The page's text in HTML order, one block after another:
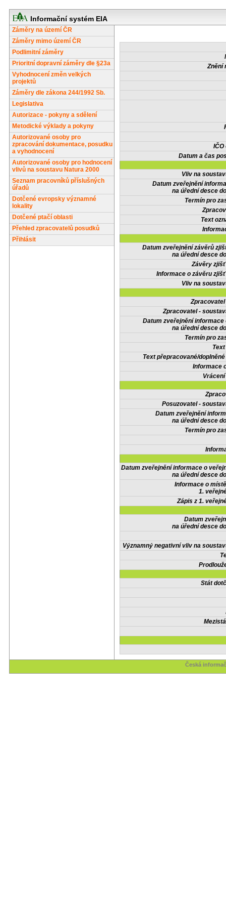
Informační systém EIA
Záměry na území ČR
Záměry mimo území ČR
Podlimitní záměry
Prioritní dopravní záměry dle §23a
Vyhodnocení změn velkých
projektů
Záměry dle zákona 244/1992 Sb.
Legislativa
Autorizace - pokyny a sdělení
Metodické výklady a pokyny
Autorizované osoby pro
zpracování dokumentace, posudku
a vyhodnocení
Autorizované osoby pro hodnocení
vlivů na soustavu Natura 2000
Seznam pracovníků příslušných
úřadů
Dotčené evropsky významné
lokality
Dotčené ptačí oblasti
Přehled zpracovatelů posudků
Přihlásit
Znění
IČO
Datum a čas
Vliv na
Datum zveřejnění
na úřední desce
Termín pro
Text
Datum zveřejnění závěrů
na úřední desce
Závěry
Informace o závěru
Vliv na
Zpracovatel -
Datum zveřejnění informace
na úřední desce
Termín pro
Text přepracované/
Informace
Posuzovatel -
Datum zveřejnění
na úřední desce
Termín pro
Datum zveřejnění informace o
na úřední desce
Informace o
1.
Zápis z 1.
Datum
na úřední desce
Významný negativní vliv na
Stát
Česká